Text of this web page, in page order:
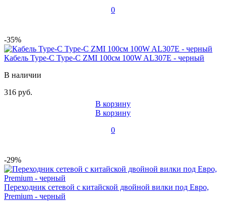
0
-35%
Кабель Type-C Type-C ZMI 100см 100W AL307E - черный
В наличии
316 руб.
В корзину
В корзину
0
-29%
Переходник сетевой с китайской двойной вилки под Евро,
Premium - черный